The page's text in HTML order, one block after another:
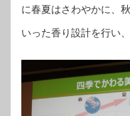
に春夏はさわやかに、
いった香り設計を行い